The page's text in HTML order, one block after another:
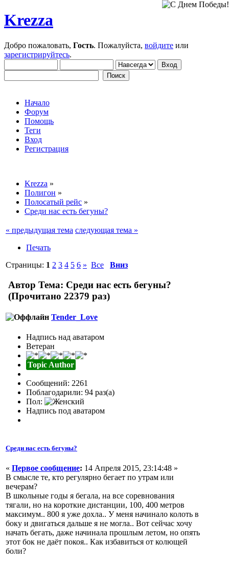
Krezza
Добро пожаловать, Гость. Пожалуйста, войдите или
зарегистрируйтесь.
Начало
Форум
Помощь
Теги
Вход
Регистрация
Krezza »
Полигон »
Полосатый рейс »
Среди нас есть бегуны?
« предыдущая тема следующая тема »
Печать
Страницы: 1 2 3 4 5 6 » Все Вниз
Автор Тема: Среди нас есть бегуны?
(Прочитано 22379 раз)
Tender_Love
Надпись над аватаром
Ветеран
Topic Author
Сообщений: 2261
Поблагодарили: 94 раз(а)
Пол:
Надпись под аватаром
Среди нас есть бегуны?
« Первое сообщение: 14 Апреля 2015, 23:14:48 »
В смысле те, кто регулярно бегает по утрам или
вечерам?
В школьные годы я бегала, на все соревнования
тягали, но на короткие дистанции, 100, 400 метров
максимум.. 800 я уже дохла.. У меня начинало колоть в
боку и двигаться дальше я не могла.. Вот сейчас хочу
начать бегать, даже начинала прошлым летом, но опять
этот бок не даёт покоя.. Как избавиться от колющей
боли?